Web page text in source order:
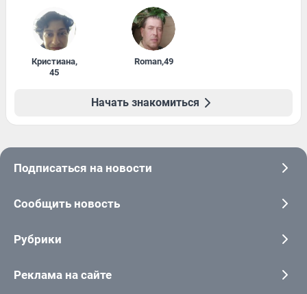
Кристиана,
45
Roman,49
Начать знакомиться
Подписаться на новости
Сообщить новость
Рубрики
Реклама на сайте